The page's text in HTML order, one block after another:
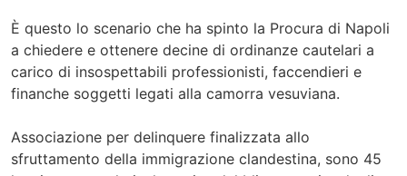
È questo lo scenario che ha spinto la Procura di Napoli
a chiedere e ottenere decine di ordinanze cautelari a
carico di insospettabili professionisti, faccendieri e
finanche soggetti legati alla camorra vesuviana.
Associazione per delinquere finalizzata allo
sfruttamento della immigrazione clandestina, sono 45